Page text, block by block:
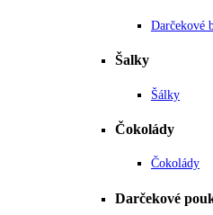
Darčekové
Šalky
Šálky
Čokolády
Čokolády
Darčekové